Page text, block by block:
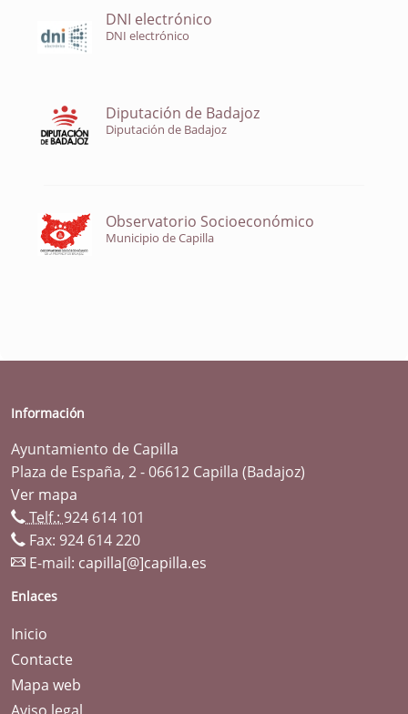
DNI electrónico
DNI electrónico
Diputación de Badajoz
Diputación de Badajoz
Observatorio Socioeconómico
Municipio de Capilla
Información
Ayuntamiento de Capilla
Plaza de España, 2 - 06612 Capilla (Badajoz)
Ver mapa
Telf.: 924 614 101
Fax: 924 614 220
E-mail: capilla[@]capilla.es
Enlaces
Inicio
Contacte
Mapa web